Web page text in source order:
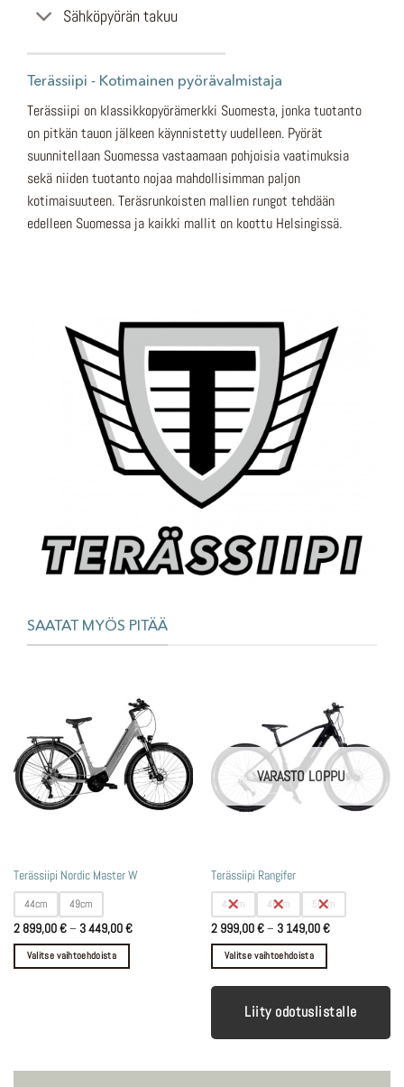
Sähköpyörän takuu
Terässiipi - Kotimainen pyörävalmistaja
Terässiipi on klassikkopyörämerkki Suomesta, jonka tuotanto
on pitkän tauon jälkeen käynnistetty uudelleen. Pyörät
suunnitellaan Suomessa vastaamaan pohjoisia vaatimuksia
sekä niiden tuotanto nojaa mahdollisimman paljon
kotimaisuuteen. Teräsrunkoisten mallien rungot tehdään
edelleen Suomessa ja kaikki mallit on koottu Helsingissä.
SAATAT MYÖS PITÄÄ
Terässiipi Nordic Master W
44cm 49cm
2 899,00€– 3 449,00€Hintaluokka:
Valitse vaihtoehdoista
Tällä
tuotteella
useampi
muunnelma.
Voit
VARASTO LOPPU
Terässiipi Rangifer
42cm 46cm 50cm
2 999,00€– 3 149,00€Hintaluokka:
149,00 €
Valitse vaihtoehdoista
Tällä
tuotteella
useampi
muunnelma.
Voit
tehdä
valinnat
sivulla.
Liity odotuslistalle